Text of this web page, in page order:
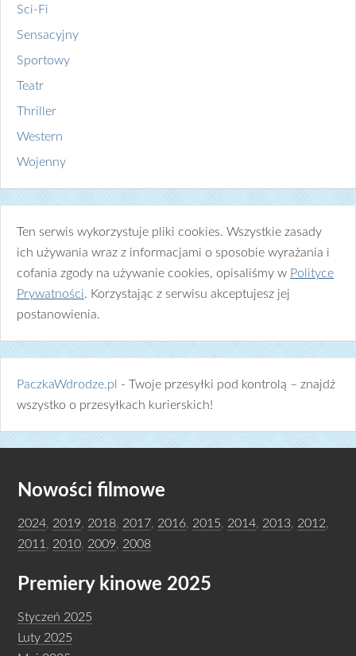
Sci-Fi
Sensacyjny
Sportowy
Teatr
Thriller
Western
Wojenny
Ten serwis wykorzystuje pliki cookies. Wszystkie zasady
ich używania wraz z informacjami o sposobie wyrażania i
cofania zgody na używanie cookies, opisaliśmy w Polityce
Prywatności. Korzystając z serwisu akceptujesz jej
postanowienia.
PaczkaWdrodze.pl
- Twoje przesyłki pod kontrolą – znajdź
wszystko o przesyłkach kurierskich!
Nowości filmowe
2024, 2019, 2018, 2017, 2016, 2015, 2014, 2013, 2012,
2011, 2010, 2009, 2008
Premiery kinowe 2025
Styczeń 2025
Luty 2025